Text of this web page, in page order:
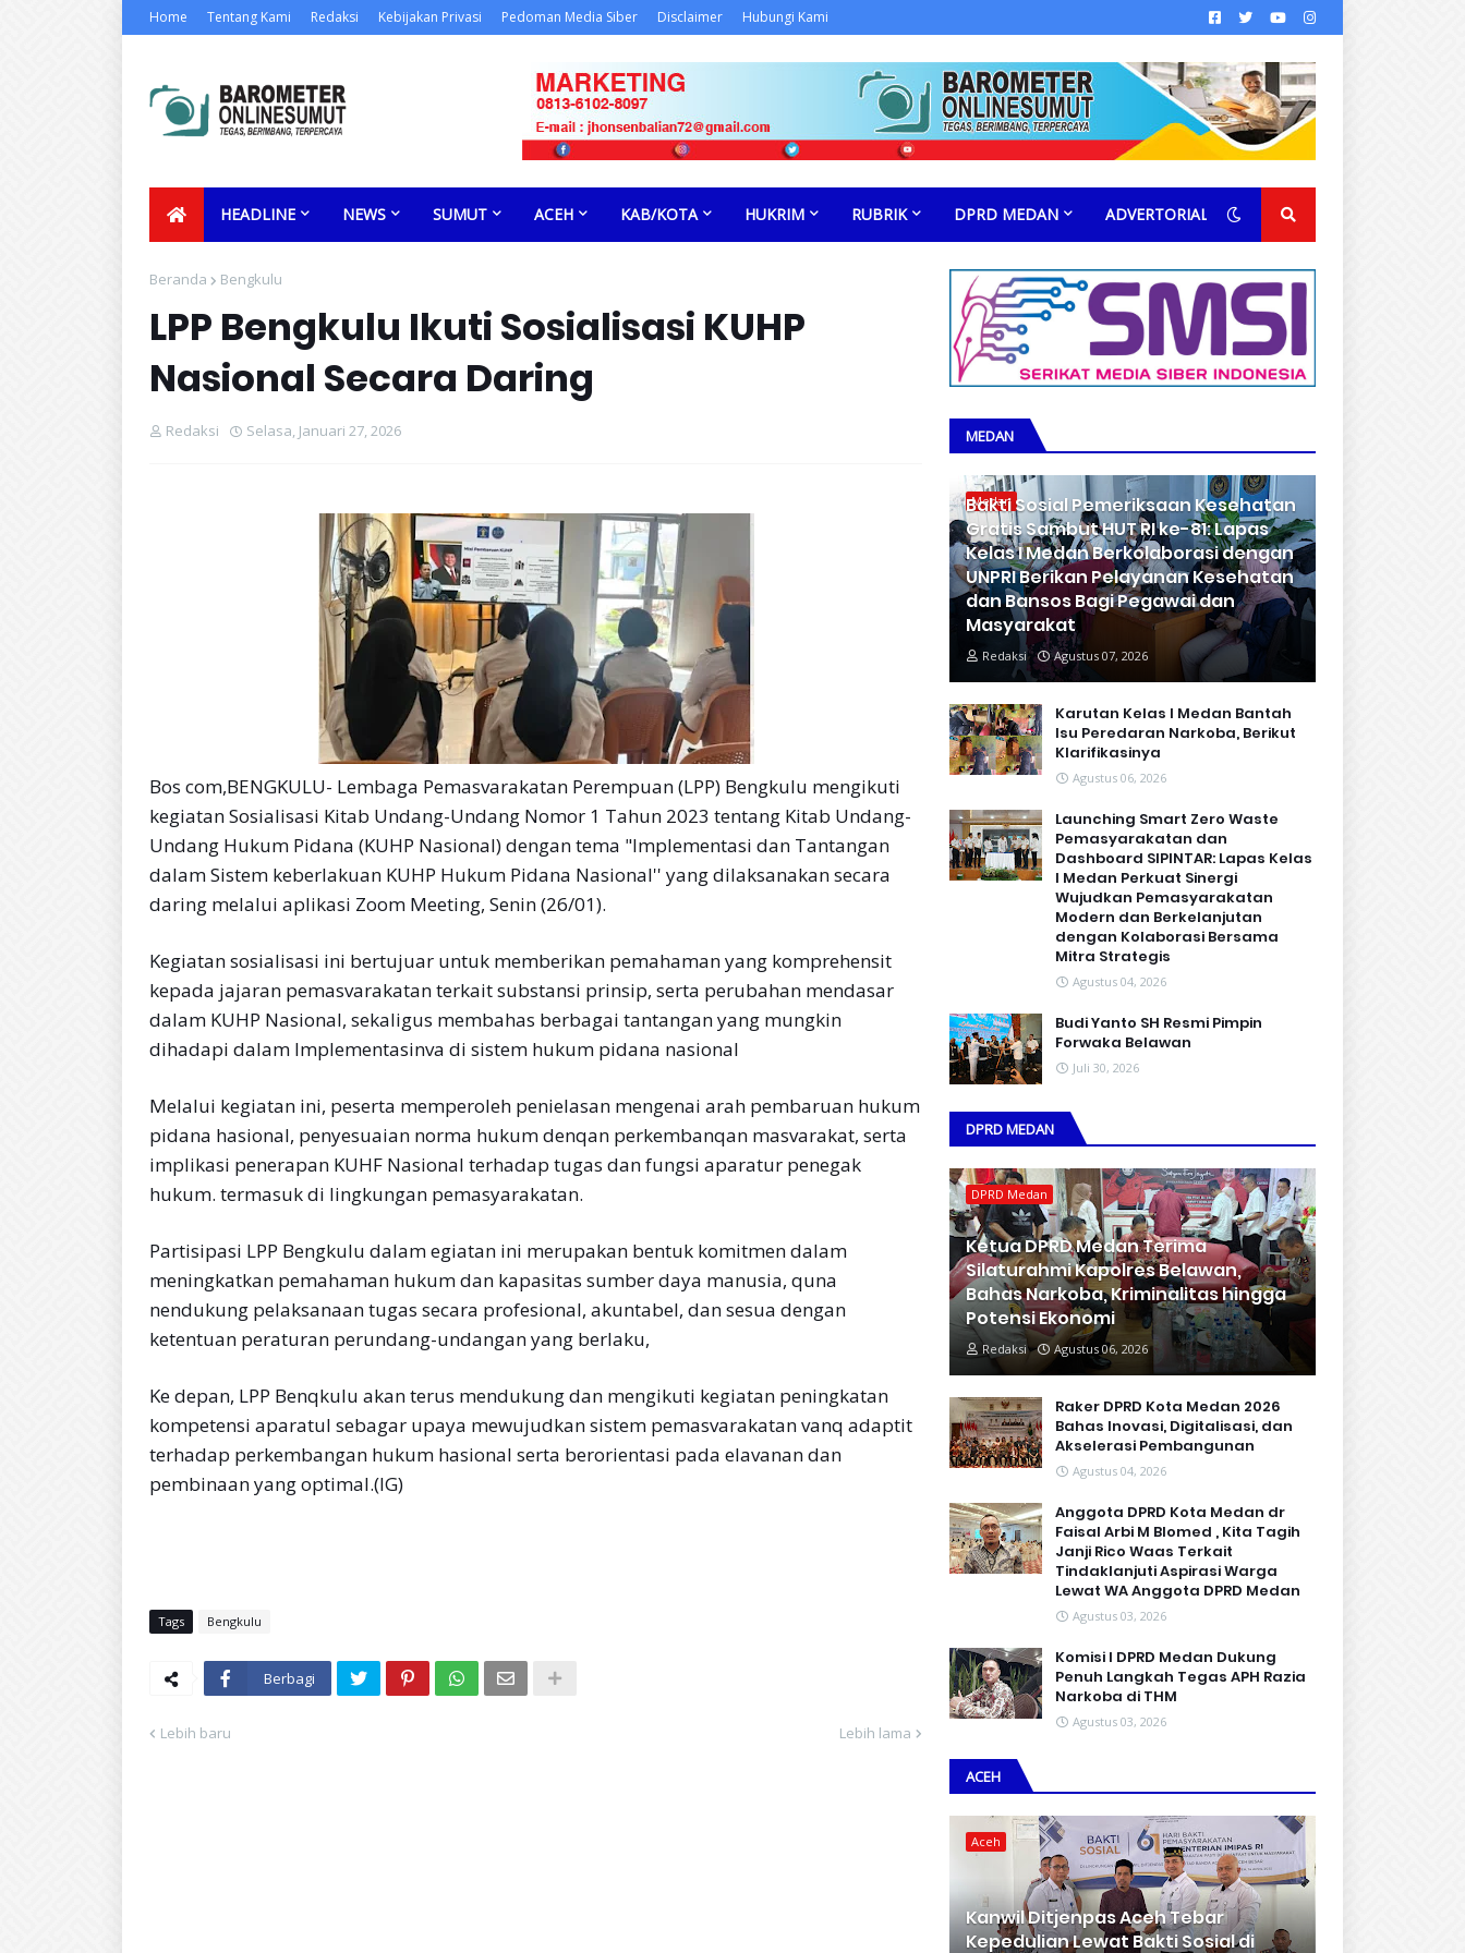
Home Tentang Kami Redaksi Kebijakan Privasi Pedoman Media Siber Disclaimer Hubungi Kami
HEADLINE NEWS SUMUT ACEH KAB/KOTA HUKRIM RUBRIK DPRD MEDAN ADVERTORIAL
Beranda Bengkulu
LPP Bengkulu Ikuti Sosialisasi KUHP
Nasional Secara Daring
Redaksi Selasa, Januari 27, 2026
Bos com,BENGKULU- Lembaga Pemasvarakatan Perempuan (LPP) Bengkulu mengikuti
kegiatan Sosialisasi Kitab Undang-Undang Nomor 1 Tahun 2023 tentang Kitab Undang-
Undang Hukum Pidana (KUHP Nasional) dengan tema "Implementasi dan Tantangan
dalam Sistem keberlakuan KUHP Hukum Pidana Nasional'' yang dilaksanakan secara
daring melalui aplikasi Zoom Meeting, Senin (26/01).
Kegiatan sosialisasi ini bertujuar untuk memberikan pemahaman yang komprehensit
kepada jajaran pemasvarakatan terkait substansi prinsip, serta perubahan mendasar
dalam KUHP Nasional, sekaligus membahas berbagai tantangan yang mungkin
dihadapi dalam Implementasinva di sistem hukum pidana nasional
Melalui kegiatan ini, peserta memperoleh penielasan mengenai arah pembaruan hukum
pidana hasional, penyesuaian norma hukum denqan perkembanqan masvarakat, serta
implikasi penerapan KUHF Nasional terhadap tugas dan fungsi aparatur penegak
hukum. termasuk di lingkungan pemasyarakatan.
Partisipasi LPP Bengkulu dalam egiatan ini merupakan bentuk komitmen dalam
meningkatkan pemahaman hukum dan kapasitas sumber daya manusia, quna
nendukung pelaksanaan tugas secara profesional, akuntabel, dan sesua dengan
ketentuan peraturan perundang-undangan yang berlaku,
Ke depan, LPP Benqkulu akan terus mendukung dan mengikuti kegiatan peningkatan
kompetensi aparatul sebagar upaya mewujudkan sistem pemasvarakatan vanq adaptit
terhadap perkembangan hukum hasional serta berorientasi pada elavanan dan
pembinaan yang optimal.(IG)
Tags Bengkulu
Berbagi
Lebih baru Lebih lama
MEDAN
Medan
Bakti Sosial Pemeriksaan Kesehatan
Gratis Sambut HUT RI ke-81: Lapas
Kelas I Medan Berkolaborasi dengan
UNPRI Berikan Pelayanan Kesehatan
dan Bansos Bagi Pegawai dan
Masyarakat
Redaksi Agustus 07, 2026
Karutan Kelas I Medan Bantah
Isu Peredaran Narkoba, Berikut
Klarifikasinya
Agustus 06, 2026
Launching Smart Zero Waste
Pemasyarakatan dan
Dashboard SIPINTAR: Lapas Kelas
I Medan Perkuat Sinergi
Wujudkan Pemasyarakatan
Modern dan Berkelanjutan
dengan Kolaborasi Bersama
Mitra Strategis
Agustus 04, 2026
Budi Yanto SH Resmi Pimpin
Forwaka Belawan
Juli 30, 2026
DPRD MEDAN
DPRD Medan
Ketua DPRD Medan Terima
Silaturahmi Kapolres Belawan,
Bahas Narkoba, Kriminalitas hingga
Potensi Ekonomi
Redaksi Agustus 06, 2026
Raker DPRD Kota Medan 2026
Bahas Inovasi, Digitalisasi, dan
Akselerasi Pembangunan
Agustus 04, 2026
Anggota DPRD Kota Medan dr
Faisal Arbi M Blomed , Kita Tagih
Janji Rico Waas Terkait
Tindaklanjuti Aspirasi Warga
Lewat WA Anggota DPRD Medan
Agustus 03, 2026
Komisi I DPRD Medan Dukung
Penuh Langkah Tegas APH Razia
Narkoba di THM
Agustus 03, 2026
ACEH
Aceh
Kanwil Ditjenpas Aceh Tebar
Kepedulian Lewat Bakti Sosial di